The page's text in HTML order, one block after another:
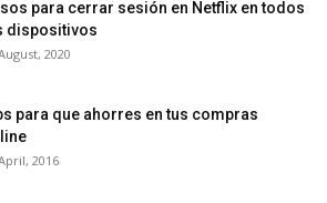
para cerrar sesión en Netflix en todos
dispositivos
2020
para que ahorres en tus compras
2016